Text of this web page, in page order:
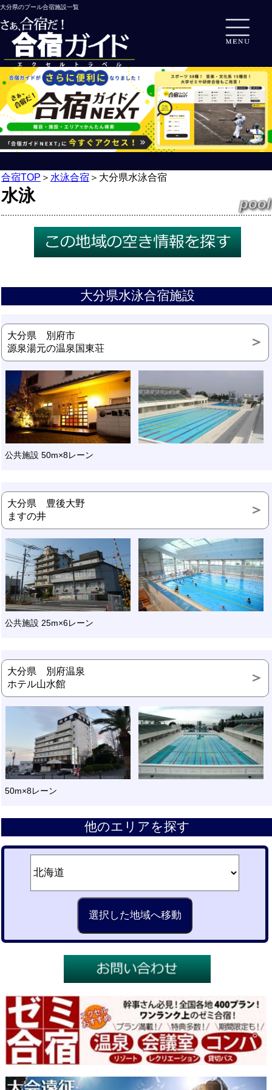
大分県のプール合宿施設一覧
合宿TOP ＞ 水泳合宿 ＞ 大分県水泳合宿
水泳 pool
大分県水泳合宿施設
大分県 別府市
源泉湯元の温泉国東荘
公共施設 50m×8レーン
大分県 豊後大野
ますの井
公共施設 25m×6レーン
大分県 別府温泉
ホテル山水館
50m×8レーン
他のエリアを探す